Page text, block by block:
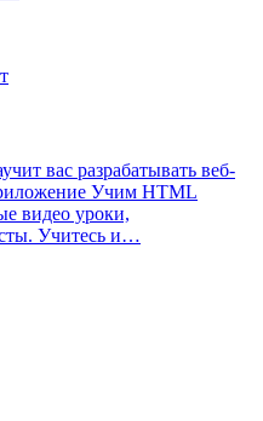
вас разрабатывать веб-
Учим HTML
видео уроки,
Учитесь и…